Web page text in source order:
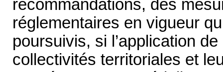
recommandations, des
réglementaires en vigueur
poursuivis, si l’application
collectivités territoriales et